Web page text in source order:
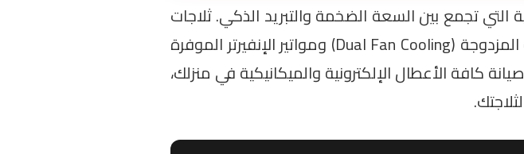
التي تجمع بين السعة الضخمة والتبريد الذكي. ثلاجات
هيتاشي بموديلاتها الـ Big French و Side-by-Side تعتمد على نظام تبريد المروحة المزدوجة (Dual Fan Cooling) ومواتير الإنفيرتر الموفرة
كافة الأعطال الإلكترونية والميكانيكية في منزلك،